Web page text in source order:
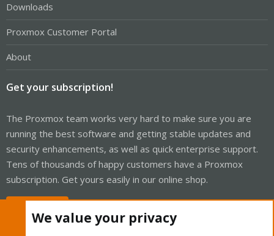
Downloads
Proxmox Customer Portal
About
Get your subscription!
The Proxmox team works very hard to make sure you are
running the best software and getting stable updates and
security enhancements, as well as quick enterprise support.
Tens of thousands of happy customers have a Proxmox
subscription. Get yours easily in our online shop.
We value your privacy